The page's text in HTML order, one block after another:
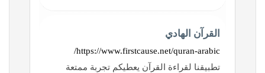
القرآن الهادي
https://www.firstcause.net/quran-arabic/
تطبيقنا لقراءة القرآن يعطيكم تجربة ممتعة